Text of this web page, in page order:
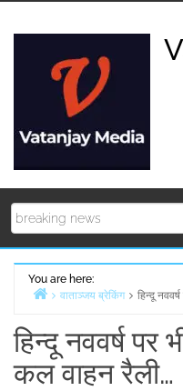
You are here:
वाताञ्जय ब्रेकिंग हिन्दू
हिन्दू नववर्ष
कल वाहन रैली…